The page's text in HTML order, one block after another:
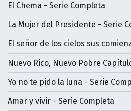
El Chema - Serie Completa
La Mujer del Presidente - Serie
El señor de los cielos sus
Nuevo Rico, Nuevo Pobre
Yo no te pido la luna - Serie
Amar y vivir - Serie Completa